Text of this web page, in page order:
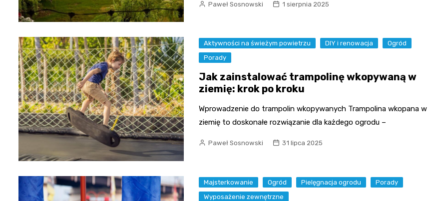
Paweł Sosnowski 1 sierpnia 2025
Aktywności na świeżym powietrzu DIY i renowacja
Ogród
Porady
Jak zainstalować trampolinę wkopywaną w
ziemię: krok po kroku
Wprowadzenie do trampolin wkopywanych Trampolina wkopana w
ziemię to doskonałe rozwiązanie dla każdego ogrodu –
Paweł Sosnowski 31 lipca 2025
Majsterkowanie Ogród Pielęgnacja ogrodu
Porady
Wyposażenie zewnętrzne